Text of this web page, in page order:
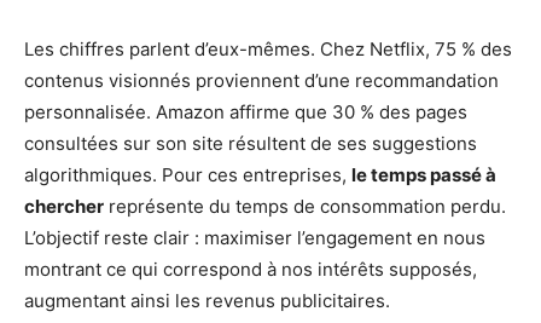
Les chiffres parlent d’eux-mêmes. Chez Netflix, 75 % des
contenus visionnés proviennent d’une recommandation
personnalisée. Amazon affirme que 30 % des pages
consultées sur son site résultent de ses suggestions
algorithmiques. Pour ces entreprises, le temps passé à
chercher représente du temps de consommation perdu.
L’objectif reste clair : maximiser l’engagement en nous
montrant ce qui correspond à nos intérêts supposés,
augmentant ainsi les revenus publicitaires.